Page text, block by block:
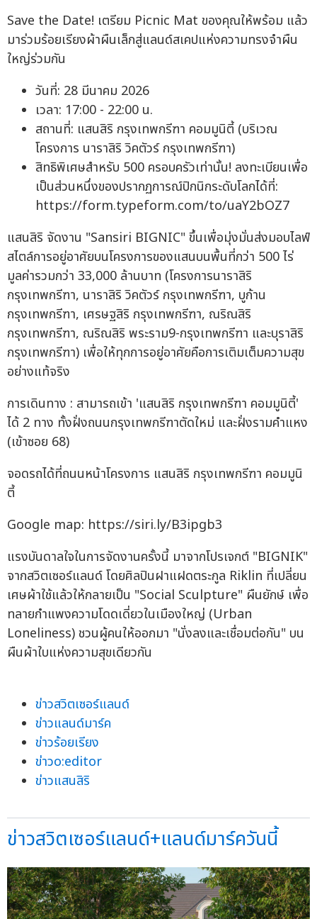
Save the Date! เตรียม Picnic Mat ของคุณให้พร้อม แล้ว
มาร่วมร้อยเรียงผ้าผืนเล็กสู่แลนด์สเคปแห่งความทรงจำผืน
ใหญ่ร่วมกัน
วันที่: 28 มีนาคม 2026
เวลา: 17:00 - 22:00 น.
สถานที่: แสนสิริ กรุงเทพกรีฑา คอมมูนิตี้ (บริเวณ
โครงการ นาราสิริ วิคตัวร์ กรุงเทพกรีฑา)
สิทธิพิเศษสำหรับ 500 ครอบครัวเท่านั้น! ลงทะเบียนเพื่อ
เป็นส่วนหนึ่งของปรากฏการณ์ปิกนิกระดับโลกได้ที่:
https://form.typeform.com/to/uaY2bOZ7
แสนสิริ จัดงาน "Sansiri BIGNIC" ขึ้นเพื่อมุ่งมั่นส่งมอบไลฟ์
สไตล์การอยู่อาศัยบนโครงการของแสนบนพื้นที่กว่า 500 ไร่
มูลค่ารวมกว่า 33,000 ล้านบาท (โครงการนาราสิริ
กรุงเทพกรีฑา, นาราสิริ วิคตัวร์ กรุงเทพกรีฑา, บูก้าน
กรุงเทพกรีฑา, เศรษฐสิริ กรุงเทพกรีฑา, ณริณสิริ
กรุงเทพกรีฑา, ณริณสิริ พระราม9-กรุงเทพกรีฑา และบุราสิริ
กรุงเทพกรีฑา) เพื่อให้ทุกการอยู่อาศัยคือการเติมเต็มความสุข
อย่างแท้จริง
การเดินทาง : สามารถเข้า 'แสนสิริ กรุงเทพกรีฑา คอมมูนิตี้'
ได้ 2 ทาง ทั้งฝั่งถนนกรุงเทพกรีฑาตัดใหม่ และฝั่งรามคำแหง
(เข้าซอย 68)
จอดรถได้ที่ถนนหน้าโครงการ แสนสิริ กรุงเทพกรีฑา คอมมูนิ
ตี้
Google map: https://siri.ly/B3ipgb3
แรงบันดาลใจในการจัดงานครั้งนี้ มาจากโปรเจกต์ "BIGNIK"
จากสวิตเซอร์แลนด์ โดยศิลปินฝาแฝดตระกูล Riklin ที่เปลี่ยน
เศษผ้าใช้แล้วให้กลายเป็น "Social Sculpture" ผืนยักษ์ เพื่อ
ทลายกำแพงความโดดเดี่ยวในเมืองใหญ่ (Urban
Loneliness) ชวนผู้คนให้ออกมา "นั่งลงและเชื่อมต่อกัน" บน
ผืนผ้าใบแห่งความสุขเดียวกัน
ข่าวสวิตเซอร์แลนด์
ข่าวแลนด์มาร์ค
ข่าวร้อยเรียง
ข่าวo:editor
ข่าวแสนสิริ
ข่าวสวิตเซอร์แลนด์+แลนด์มาร์ควันนี้